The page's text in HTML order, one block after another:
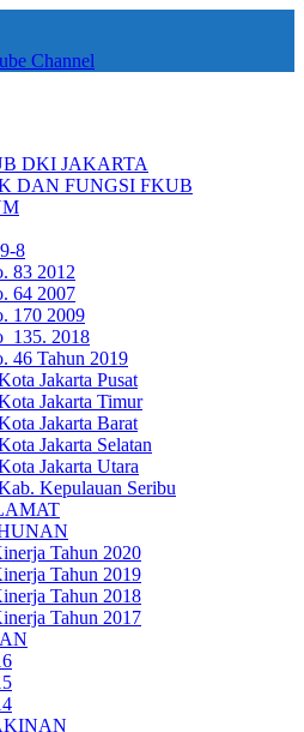
Channel
dan Rukun
DKI JAKARTA
DAN FUNGSI FKUB
8
83 2012
64 2007
170 2009
2018
46 Tahun 2019
Jakarta Pusat
Jakarta Timur
Jakarta Barat
Jakarta Selatan
Jakarta Utara
Kepulauan Seribu
Tahun 2020
Tahun 2019
Tahun 2018
Tahun 2017